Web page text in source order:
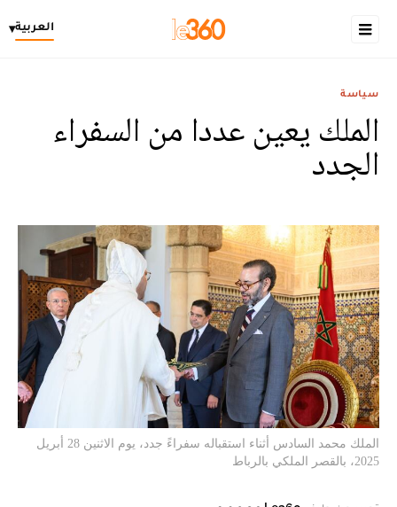
العربية▾
سياسة
الملك يعين عددا من السفراء
الجدد
الملك محمد السادس أثناء استقباله سفراءً جدد، يوم الاثنين 28 أبريل
2025، بالقصر الملكي بالرباط